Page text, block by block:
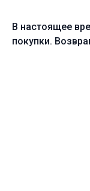
В настоящее
покупки.